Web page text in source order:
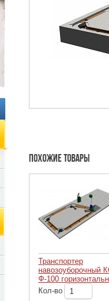
Похожие товары
Транспортер
навозоуборочный
Ф-100
Кол-во